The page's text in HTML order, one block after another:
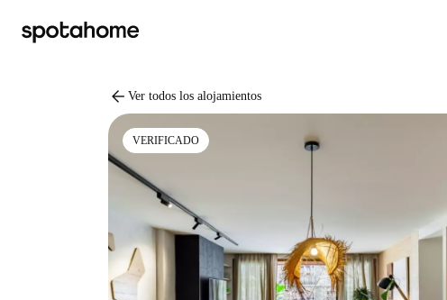
arrow_back Ver todos los alojamientos
VERIFICADO